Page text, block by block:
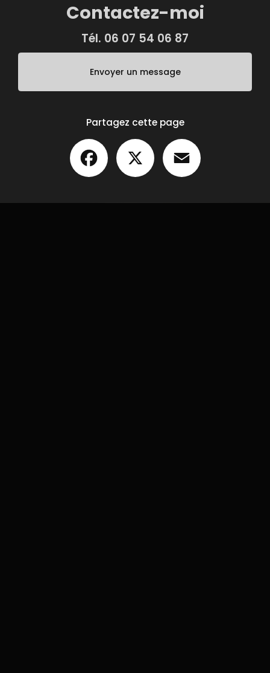
Contactez-moi
Tél. 06 07 54 06 87
Envoyer un message
Partagez cette page
Facebook